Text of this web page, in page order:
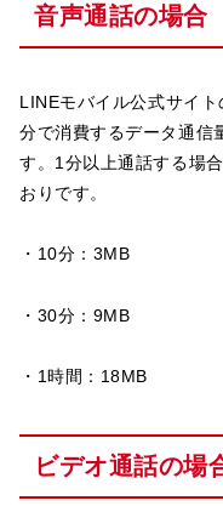
音声通話の場合
LINEモバイル公式サイ
分で消費するデータ通信
す。1分以上通話する場
おりです。
・10分：3MB
・30分：9MB
・1時間：18MB
ビデオ通話の場